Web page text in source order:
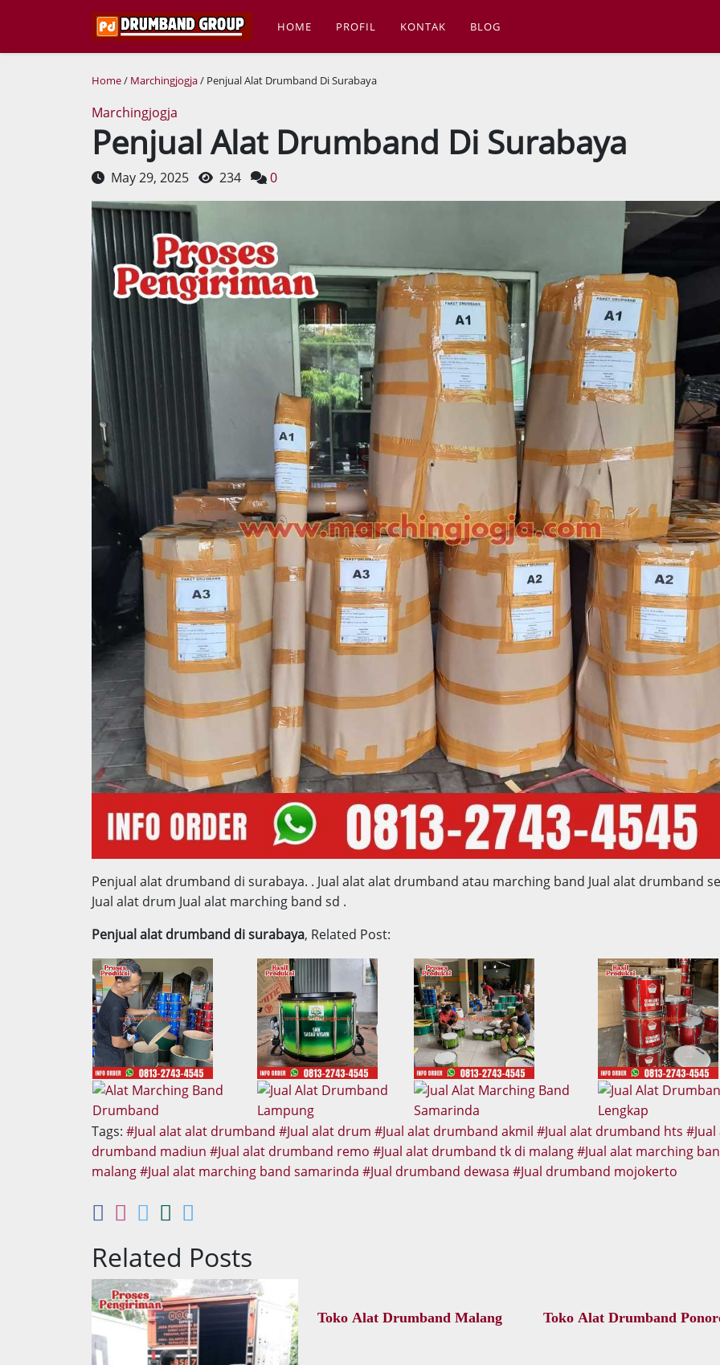
HOME PROFIL KONTAK BLOG
Home/ Marchingjogja/ Penjual Alat Drumband Di Surabaya
Marchingjogja
Penjual Alat Drumband Di Surabaya
May 29, 2025 234 0
Penjual alat drumband di surabaya. . Jual alat alat drumband atau marching band Jual alat drumband
Jual alat drum Jual alat marching band sd .
Penjual alat drumband di surabaya, Related Post:
Tags: Jual alat alat drumband Jual alat drum Jual alat drumband akmil Jual alat drumband hts
drumband madiun
Jual alat drumband remo Jual alat drumband tk di malang
Jual alat marching
malang
Jual alat marching band samarinda Jual drumband dewasa Jual drumband mojokerto
Related Posts
Toko Alat Drumband Malang Toko Alat Drumband